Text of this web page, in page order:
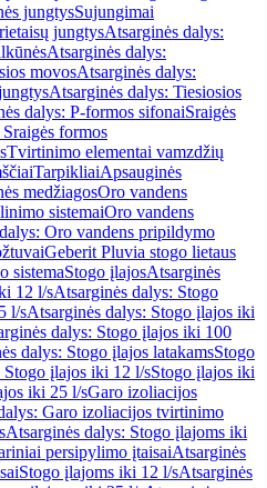
jungtysSujungimai
jungtysAtsarginės dalys:
Atsarginės dalys:
movosAtsarginės dalys:
Atsarginės dalys: Tiesiosios
dalys: P-formos sifonaiSraigės
formos
Tvirtinimo elementai vamzdžių
TarpikliaiApsauginės
medžiagosOro vandens
sistemaiOro vandens
Oro vandens pripildymo
Geberit Pluvia stogo lietaus
sistemaStogo įlajosAtsarginės
12 l/sAtsarginės dalys: Stogo
l/sAtsarginės dalys: Stogo įlajos iki
dalys: Stogo įlajos iki 100
dalys: Stogo įlajos latakamsStogo
Stogo įlajos iki 12 l/sStogo įlajos iki
iki 25 l/sGaro izoliacijos
Garo izoliacijos tvirtinimo
Atsarginės dalys: Stogo įlajoms iki
persipylimo įtaisaiAtsarginės
Stogo įlajoms iki 12 l/sAtsarginės